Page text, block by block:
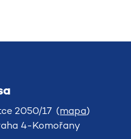
2050/17 (mapa)
4-Komořany